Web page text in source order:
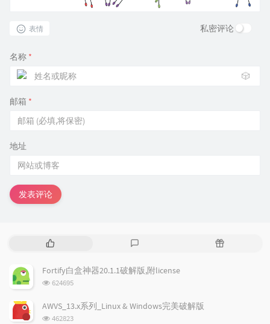
表情 私密评论
名称 *
🎲
邮箱 *
地址
发表评论
热
文
章
评
论
随
Fortify白盒神器20.1.1破解版,附license
浏
次
624695
AWVS_13.x系列_Linux & Windows完美破解版
浏
462823